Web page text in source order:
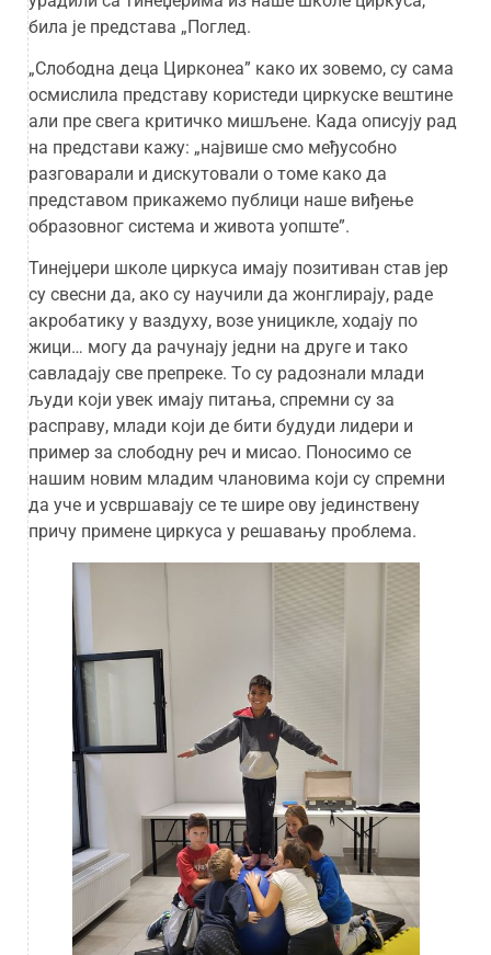
била је представа „Поглед.
„Слободна деца Цирконеа” како их зовемо, су сама
осмислила представу користеди циркуске вештине
али пре свега критичко мишљене. Када описују рад
на представи кажу: „највише смо међусобно
разговарали и дискутовали о томе како да
представом прикажемо публици наше виђење
образовног система и живота уопште”.
Тинејџери школе циркуса имају позитиван став јер
су свесни да, ако су научили да жонглирају, раде
акробатику у ваздуху, возе уницикле, ходају по
жици… могу да рачунају једни на друге и тако
савладају све препреке. То су радознали млади
људи који увек имају питања, спремни су за
расправу, млади који де бити будуди лидери и
пример за слободну реч и мисао. Поносимо се
нашим новим младим члановима који су спремни
да уче и усвршавају се те шире ову јединствену
причу примене циркуса у решавању проблема.